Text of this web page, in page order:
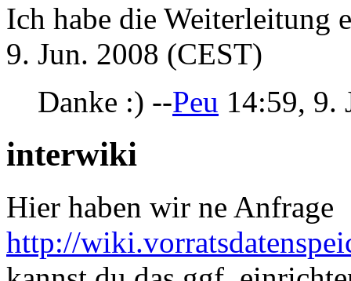
Ich habe die Weiterleitung
9. Jun. 2008 (CEST)
Danke :) --Peu 14:59, 9.
interwiki
Hier haben wir ne Anfrage
http://